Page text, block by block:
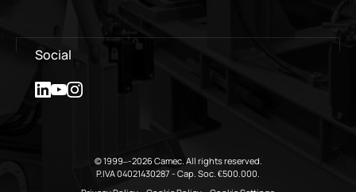
Social
© 1999–-2026 Camec. All rights reserved.
P.IVA 04021430287 - Cap. Soc. €500.000.